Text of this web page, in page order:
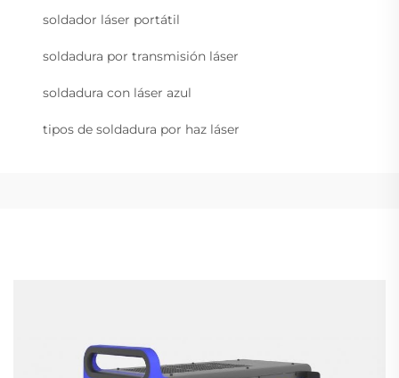
soldador láser portátil
soldadura por transmisión láser
soldadura con láser azul
tipos de soldadura por haz láser